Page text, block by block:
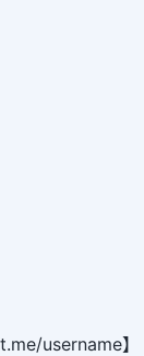
username】